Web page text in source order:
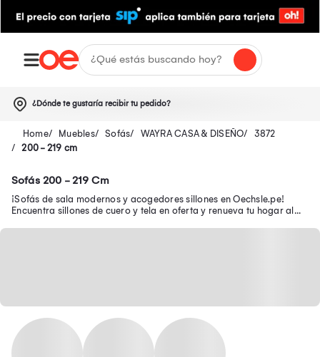
¿Dónde te gustaría recibir tu pedido?
Muebles Sofás WAYRA CASA & DISEÑO
3872
200 - 219 cm
Sofás 200 - 219 Cm
¡Sofás de sala modernos y acogedores sillones en Oechsle.pe!
Encuentra sillones de cuero y tela en oferta y renueva tu hogar al